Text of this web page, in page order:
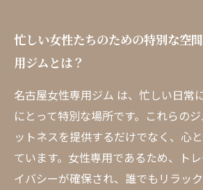
忙しい女性たちのための特別な空
用ジムとは？
名古屋女性専用ジム は、忙しい日常
にとって特別な場所です。これらの
ットネスを提供するだけでなく、心
ています。女性専用であるため、ト
イバシーが確保され、誰でもリラッ